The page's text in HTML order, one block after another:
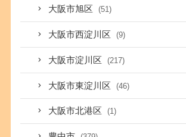
大阪市旭区 (51)
大阪市西淀川区 (9)
大阪市淀川区 (217)
大阪市東淀川区 (46)
大阪市北港区 (1)